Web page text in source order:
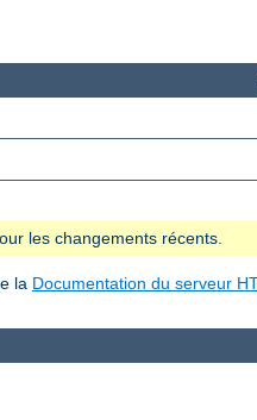
les changements récents.
la Documentation du serveur